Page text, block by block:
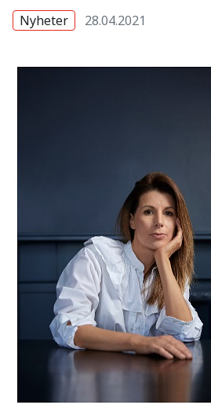
Nyheter 28.04.2021